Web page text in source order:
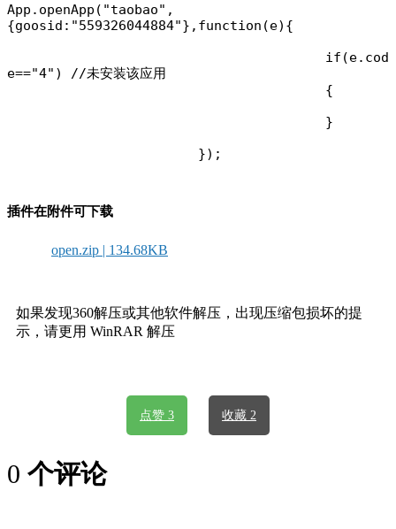
App.openApp("taobao",
{goosid:"559326044884"},function(e){
e=="4") //未安装该应用
			});
插件在附件可下载
open.zip | 134.68KB
如果发现360解压或其他软件解压，出现压缩包损坏的提
示，请更用 WinRAR 解压
点赞 3 收藏 2
0 个评论